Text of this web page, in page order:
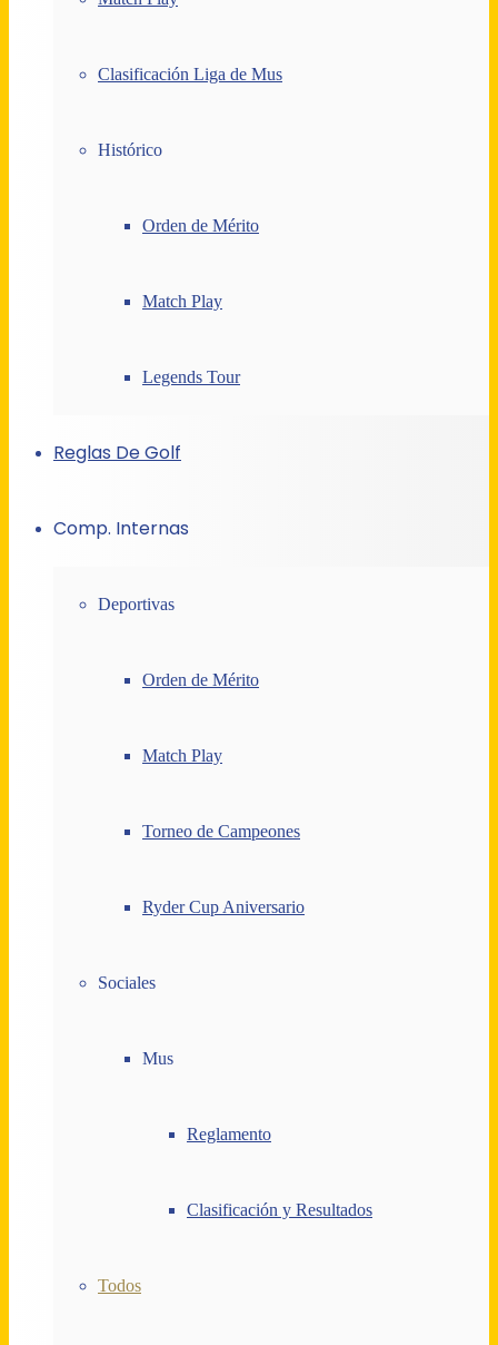
Clasificación Liga de Mus
Histórico
Orden de Mérito
Match Play
Legends Tour
Reglas De Golf
Comp. Internas
Deportivas
Orden de Mérito
Match Play
Torneo de Campeones
Ryder Cup Aniversario
Sociales
Mus
Reglamento
Clasificación y Resultados
Todos